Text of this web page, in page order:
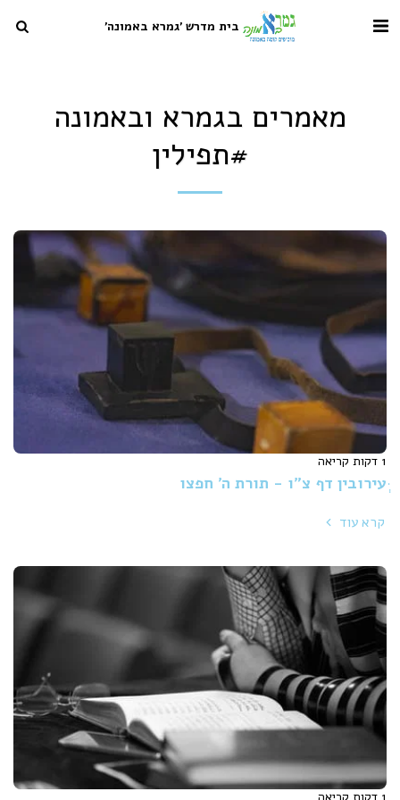
בית מדרש 'גמרא באמונה'
מאמרים בגמרא ובאמונה
#תפילין
1 דקות קריאה
ְּעירובין דף צ"ו - תורת ה' חפצו
קרא עוד